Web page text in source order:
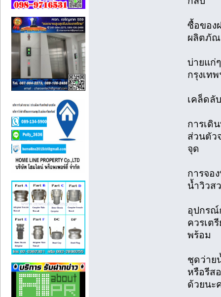
ซื้อของ
ผลิตภัณ
บ่ายแก่
กรุงเทพ
เคล็ดลั
การเดิ
ส่วนตัว
จุด
การจอ
น้ำวิวส
อุปกรณ์
ควรเต
พร้อม
ชุดว่าย
หรือรีส
ด้วยนะ